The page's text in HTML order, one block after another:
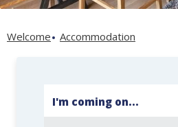
Welcome Accommodation